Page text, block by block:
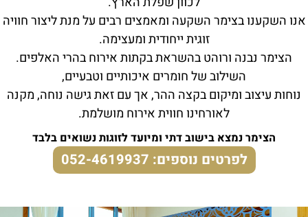
אנו השקענו בצימר השקעה ומאמצים רבים על מנת ליצור חוויה
זוגית ייחודית ומעצימה.
הצימר נבנה ורוהט בהשראת בקתות אירוח בהרי האלפים.
השילוב של חומרים איכותיים וטבעיים,
נוחות עיצוב ומיקום בקצה ההר, אך עם זאת גישה נוחה, מקנה
לאורחינו חווית אירוח מושלמת.
הצימר נמצא בישוב דתי ומיועד לזוגות נשואים בלבד
לפרטים נוספים: 052-4619937